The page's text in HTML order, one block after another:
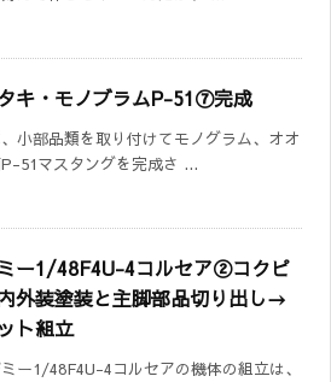
キ・モノブラムP-51⑦完成
小部品類を取り付けてモノグラム、オオ
51マスタングを完成さ ...
ー1/48F4U-4コルセア②コクピ
外装塗装と主脚部品切り出し→
ト組立
ー1/48F4U-4コルセアの機体の組立は、